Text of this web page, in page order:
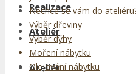
Ateliér
Realizace
Ateliér
Nechce se vám do
Výběr dřeviny
Výběr dýhy
Moření nábytku
Olejování nábytku